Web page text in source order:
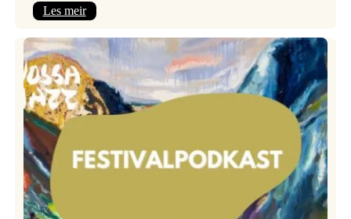
Les meir:
Jazz
x
Kvestad
sideri